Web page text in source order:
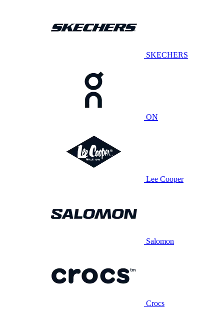
SKECHERS
ON
Lee Cooper
Salomon
Crocs